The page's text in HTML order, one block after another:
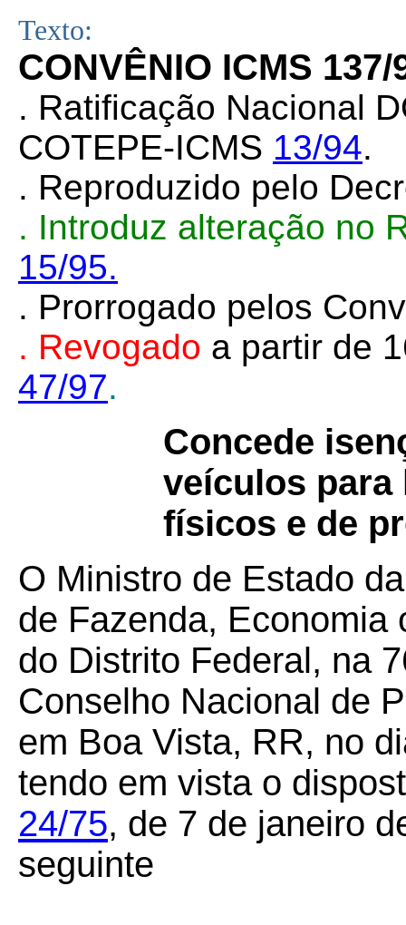
Texto:
CONVÊNIO ICMS 137/
. Ratificação Nacional
COTEPE-ICMS 13/94.
. Reproduzido pelo
. Introduz alteração no
15/95.
. Prorrogado pelos
. Revogado a partir de
47/97.
Concede
veículos para
físicos e de
O Ministro de Estado
de Fazenda, Economia
do Distrito Federal, na
Conselho Nacional de
em Boa Vista, RR, no
tendo em vista o
24/75, de 7 de janeiro
seguinte